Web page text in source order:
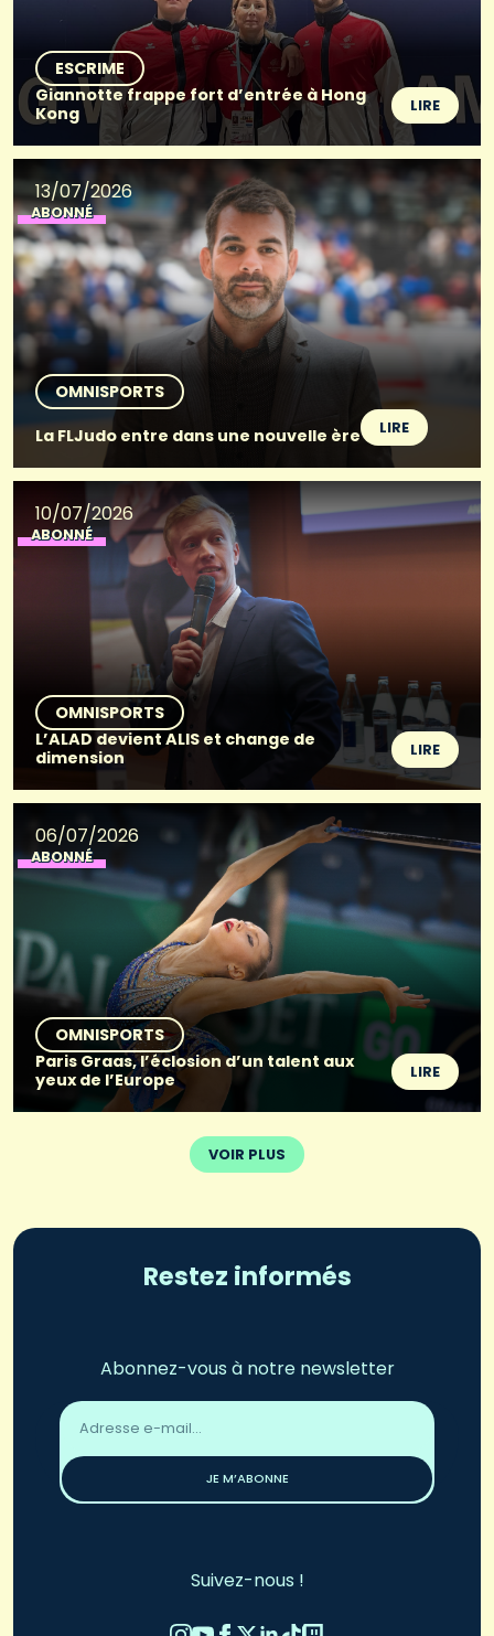
ESCRIME
Giannotte frappe fort d’entrée à Hong
Kong
LIRE
13/07/2026
ABONNÉ
OMNISPORTS
La FLJudo entre dans une nouvelle ère
LIRE
10/07/2026
ABONNÉ
OMNISPORTS
L’ALAD devient ALIS et change de
dimension
LIRE
06/07/2026
ABONNÉ
OMNISPORTS
Paris Graas, l’éclosion d’un talent aux
yeux de l’Europe
LIRE
VOIR PLUS
Restez informés
Abonnez-vous à notre newsletter
Adresse
email
JE M’ABONNE
Suivez-nous !